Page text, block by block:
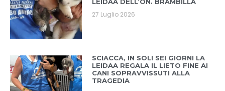
27 Luglio 2026
SCIACCA, IN SOLI SEI GIORNI LA
LEIDAA REGALA IL LIETO FINE AI
CANI SOPRAVVISSUTI ALLA
TRAGEDIA